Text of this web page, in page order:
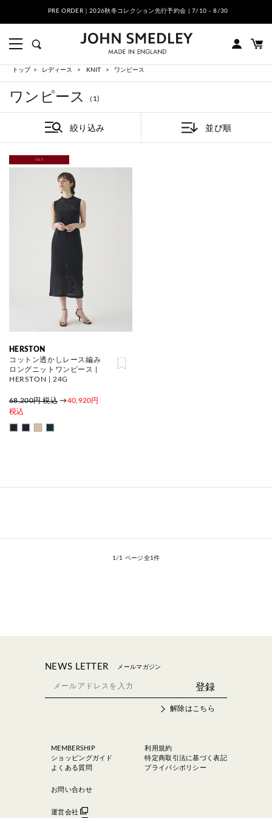
PRE ORDER｜2026秋冬コレクション先行予約会 | 7/10 - 8/30
トップ レディース KNIT ワンピース
ワンピース （1)
絞り込み 並び順
SALE
HERSTON
コットン透かしレース編み
ロングニットワンピース |
HERSTON | 24G
68,200円 税込 →40,920円
税込
1/1 ページ全1件
NEWS LETTER メールマガジン
解除はこちら
MEMBERSHIP
ショッピングガイド
よくある質問
お問い合わせ
運営会社
利用規約
特定商取引法に基づく表記
プライバシポリシー